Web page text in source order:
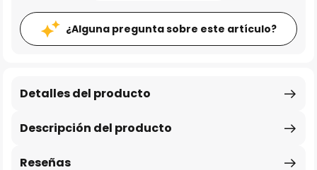
¿Alguna pregunta sobre este artículo?
Descripción del producto
Detalles del producto
Reseñas